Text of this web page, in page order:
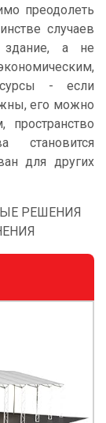
преодолеть
случаев
здание, а не
- если
его можно
пространство
для других
РЕШЕНИЯ